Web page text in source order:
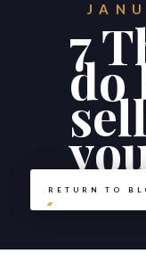
7
do
RETURN TO